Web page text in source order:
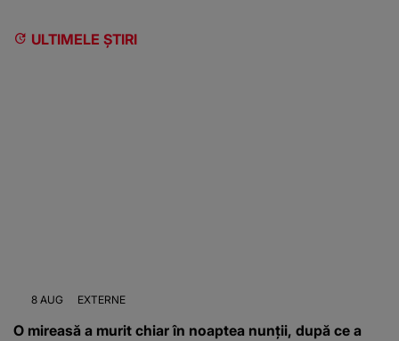
ULTIMELE ȘTIRI
8 AUG EXTERNE
O mireasă a murit chiar în noaptea nunții, după ce a